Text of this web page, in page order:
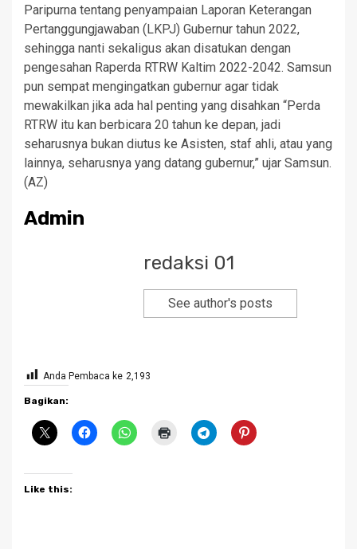
Paripurna tentang penyampaian Laporan Keterangan
Pertanggungjawaban (LKPJ) Gubernur tahun 2022,
sehingga nanti sekaligus akan disatukan dengan
pengesahan Raperda RTRW Kaltim 2022-2042. Samsun
pun sempat mengingatkan gubernur agar tidak
mewakilkan jika ada hal penting yang disahkan “Perda
RTRW itu kan berbicara 20 tahun ke depan, jadi
seharusnya bukan diutus ke Asisten, staf ahli, atau yang
lainnya, seharusnya yang datang gubernur,” ujar Samsun.
(AZ)
Admin
redaksi 01
See author's posts
Anda Pembaca ke 2,193
Bagikan:
Like this: